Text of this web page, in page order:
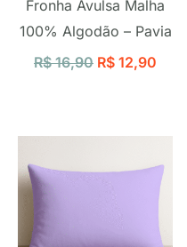
Fronha Avulsa Malha
100% Algodão – Pavia
R$16,90 R$ 12,90
preço
atual
é: